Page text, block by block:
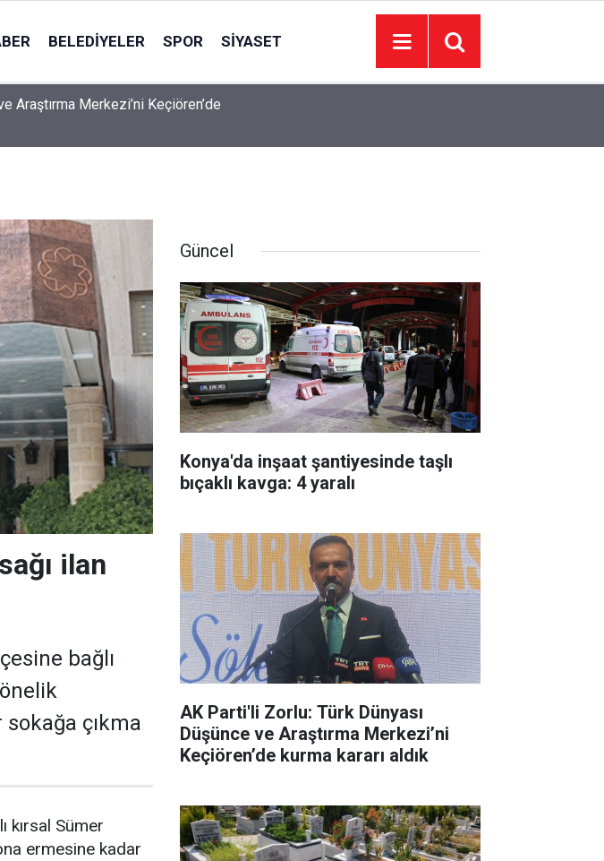
BELEDIYELER SPOR SIYASET
Araştırma Merkezi’ni Keçiören’de
ilan
bağlı
çıkma
kırsal Sümer
ermesine kadar
Güncel
Konya'da inşaat şantiyesinde taşlı
bıçaklı kavga: 4 yaralı
AK Parti'li Zorlu: Türk Dünyası
Düşünce ve Araştırma Merkezi’ni
Keçiören’de kurma kararı aldık